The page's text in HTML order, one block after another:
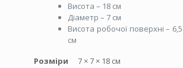
Висота – 18 см
Діаметр – 7 см
Висота робочої поверхні – 6,5
см
Розміри
7 × 7 × 18 см